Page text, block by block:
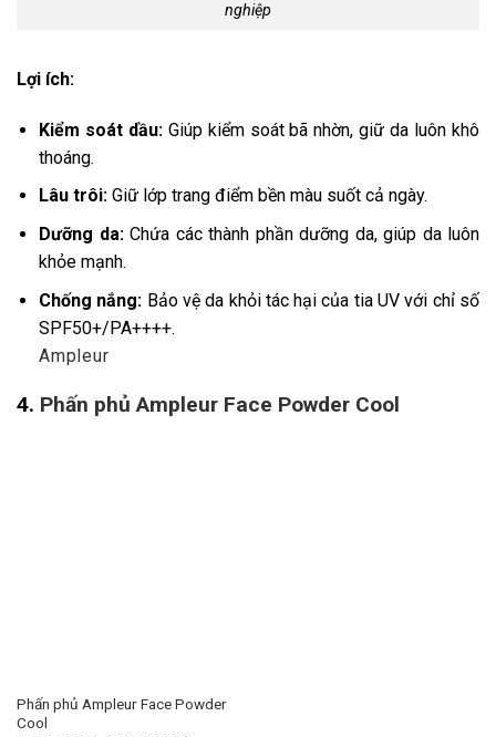
nghiệp
Lợi ích:
Kiểm soát dầu:Giúp kiểm soát bã nhờn, giữ da luôn khô
thoáng.
Lâu trôi: Giữ lớp trang điểm bền màu suốt cả ngày.
Dưỡng da:Chứa các thành phần dưỡng da, giúp da luôn
khỏe mạnh.
Chống nắng: Bảo vệ da khỏi tác hại của tia UV với chỉ số
SPF50+/PA++++.
Ampleur
4. Phấn phủ Ampleur Face Powder Cool
Phấn phủ Ampleur Face Powder
Cool